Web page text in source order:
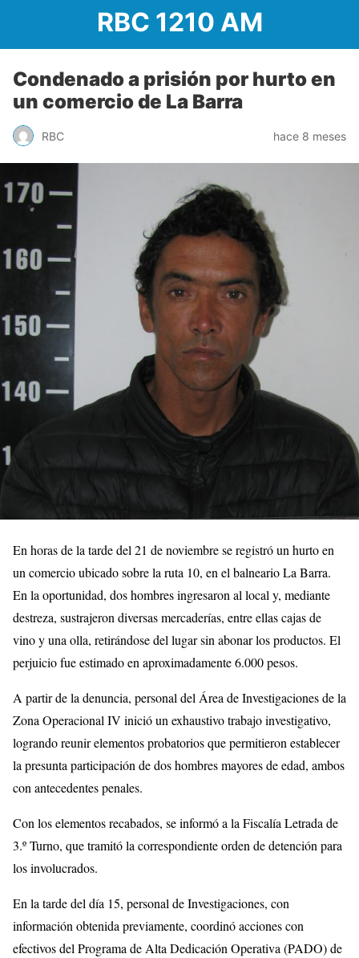
RBC 1210 AM
Condenado a prisión por hurto en
un comercio de La Barra
RBC hace 8 meses
En horas de la tarde del 21 de noviembre se registró un hurto en
un comercio ubicado sobre la ruta 10, en el balneario La Barra.
En la oportunidad, dos hombres ingresaron al local y, mediante
destreza, sustrajeron diversas mercaderías, entre ellas cajas de
vino y una olla, retirándose del lugar sin abonar los productos. El
perjuicio fue estimado en aproximadamente 6.000 pesos.
A partir de la denuncia, personal del Área de Investigaciones de la
Zona Operacional IV inició un exhaustivo trabajo investigativo,
logrando reunir elementos probatorios que permitieron establecer
la presunta participación de dos hombres mayores de edad, ambos
con antecedentes penales.
Con los elementos recabados, se informó a la Fiscalía Letrada de
3.º Turno, que tramitó la correspondiente orden de detención para
los involucrados.
En la tarde del día 15, personal de Investigaciones, con
información obtenida previamente, coordinó acciones con
efectivos del Programa de Alta Dedicación Operativa (PADO) de